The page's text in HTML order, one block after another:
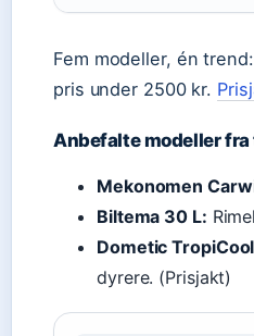
Fem modeller, én
pris under 2500 kr.
Anbefalte modeller fra
Mekonomen
Biltema 30 L:
Dometic
dyrere. (Prisjakt)